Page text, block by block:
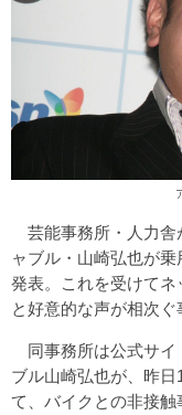
芸能事務所・人力舎
ャブル・山崎弘也が
発表。これを受けてネ
と好意的な声が相次ぐ
同事務所は公式サイ
ブル山崎弘也が、昨
て、バイクとの非接